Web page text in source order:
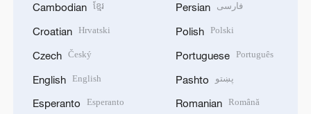
Cambodian ខ្មែរ
Croatian Hrvatski
Czech Český
English English
Esperanto Esperanto
Persian فارسی
Polish Polski
Portuguese Português
Pashto پښتو
Romanian Română